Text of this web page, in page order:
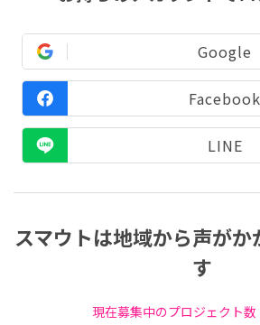
Google
Facebook
LINE
スマウトは地域から声が
す
現在募集中のプロジェクト数